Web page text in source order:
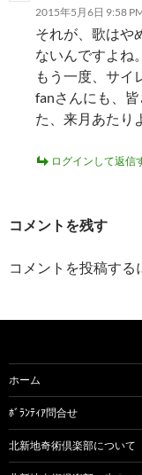
2015年5月6日 9:58
それが、歌はや
ないんですよね。
もう一度、サイ
fanさんにも、
た、来月あたり
ログインして返信
コメントを残す
コメントを投稿する
ホーム
ﾎﾞﾗﾝﾃｨｱ問合せ
北新地奇術倶楽部について